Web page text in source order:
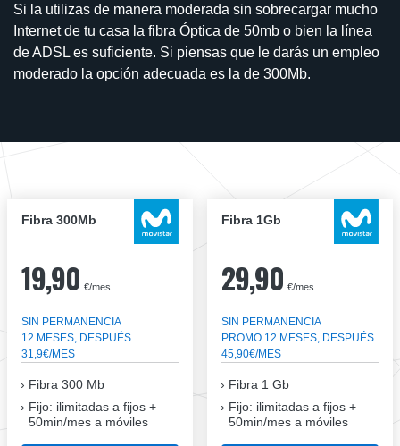
Si la utilizas de manera moderada sin sobrecargar mucho
Internet de tu casa la fibra Óptica de 50mb o bien la línea
de ADSL es suficiente. Si piensas que le darás un empleo
moderado la opción adecuada es la de 300Mb.
Fibra 300Mb
19,90 €/mes
SIN PERMANENCIA
12 MESES, DESPUÉS
31,9€/MES
Fibra 300 Mb
Fijo: ilimitadas a fijos +
50min/mes a móviles
Fibra 1Gb
29,90 €/mes
SIN PERMANENCIA
PROMO 12 MESES, DESPUÉS
45,90€/MES
Fibra 1 Gb
Fijo: ilimitadas a fijos +
50min/mes a móviles